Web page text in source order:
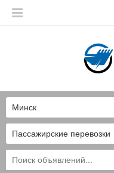
Пассажирские перевозки
Минск